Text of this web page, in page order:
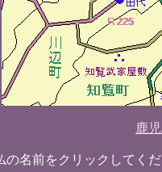
鹿
の名前をクリックしてく